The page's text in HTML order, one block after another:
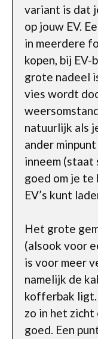
variant is dat
op jouw EV.
in meerdere
kopen, bij
grote nadeel
vies wordt
natuurlijk als
ander
inneem (staat
goed om je te
EV’s kunt
Het grote
(alsook voor
is voor meer
namelijk de
kofferbak
zo in het
goed. Een